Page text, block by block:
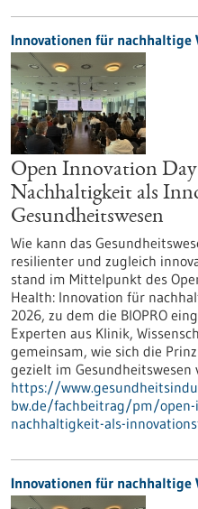
Innovationen für nachhaltige
Open Innovation
Nachhaltigkeit als
Gesundheitswesen
Wie kann das
resilienter und zugleich
stand im Mittelpunkt des
Health: Innovation für
2026, zu dem die BIOPRO
Experten aus Klinik,
gemeinsam, wie sich die
gezielt im Gesundheitswesen
https://
bw.de/fachbeitrag/pm/open-
nachhaltigkeit-als-
Innovationen für nachhaltige